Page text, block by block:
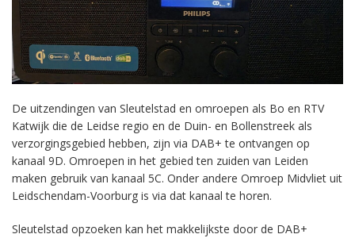
De uitzendingen van Sleutelstad en omroepen als Bo en RTV
Katwijk die de Leidse regio en de Duin- en Bollenstreek als
verzorgingsgebied hebben, zijn via DAB+ te ontvangen op
kanaal 9D. Omroepen in het gebied ten zuiden van Leiden
maken gebruik van kanaal 5C. Onder andere Omroep Midvliet uit
Leidschendam-Voorburg is via dat kanaal te horen.
Sleutelstad opzoeken kan het makkelijkste door de DAB+